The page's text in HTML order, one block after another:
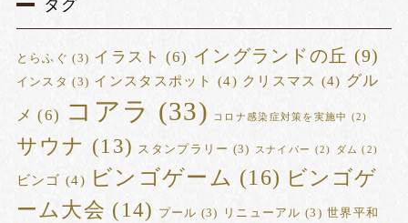
タグ
とらふぐ (3) イラスト (6) イングランドの丘 (9)
インスタ (3) インスタスポット (4) クリスマス (4) グル
メ (6) コアラ (33) コロナ感染症対策を実施中 (2)
サウナ (13) スタンプラリー (3) スナイパー (2) ダム (2)
ビンゴ (4) ビンゴゲーム (16) ビンゴゲ
ーム大会 (14) プール (3) リニューアル (3) 世界平和